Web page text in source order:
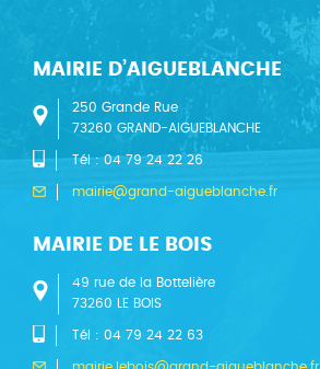
MAIRIE D’AIGUEBLANCHE
250 Grande Rue
73260 GRAND-AIGUEBLANCHE
Tél : 04 79 24 22 26
mairie@grand-aigueblanche.fr
MAIRIE DE LE BOIS
49 rue de la Bottelière
73260 LE BOIS
Tél : 04 79 24 22 63